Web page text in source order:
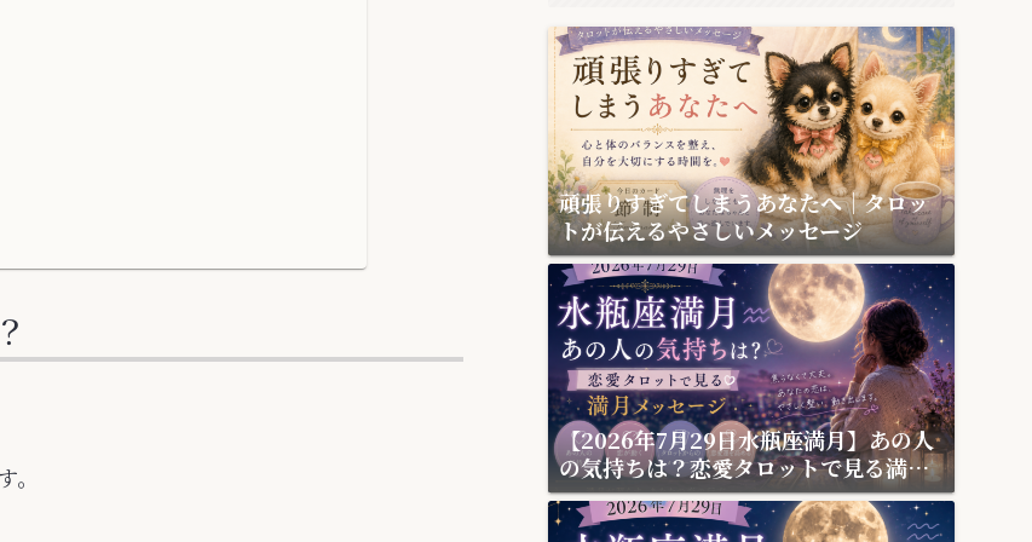
頑張りすぎてしまうあなたへ｜タロッ
トが伝えるやさしいメッセージ
【2026年7月29日水瓶座満月】あの人
の気持ちは？恋愛タロットで見る満月
メッセージ